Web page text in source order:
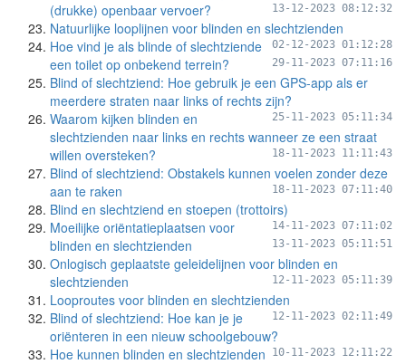
(drukke) openbaar vervoer?
13-12-2023 08:12:32
Natuurlijke looplijnen voor blinden en slechtzienden
02-12-2023 01:12:28
Hoe vind je als blinde of slechtziende
een toilet op onbekend terrein?
29-11-2023 07:11:16
Blind of slechtziend: Hoe gebruik je een GPS-app als er
meerdere straten naar links of rechts zijn?
25-11-2023 05:11:34
Waarom kijken blinden en
slechtzienden naar links en rechts wanneer ze een straat
willen oversteken?
18-11-2023 11:11:43
Blind of slechtziend: Obstakels kunnen voelen zonder deze
aan te raken
18-11-2023 07:11:40
Blind en slechtziend en stoepen (trottoirs)
14-11-2023 07:11:02
Moeilijke oriëntatieplaatsen voor
blinden en slechtzienden
13-11-2023 05:11:51
Onlogisch geplaatste geleidelijnen voor blinden en
slechtzienden
12-11-2023 05:11:39
Looproutes voor blinden en slechtzienden
12-11-2023 02:11:49
Blind of slechtziend: Hoe kan je je
oriënteren in een nieuw schoolgebouw?
10-11-2023 12:11:22
Hoe kunnen blinden en slechtzienden